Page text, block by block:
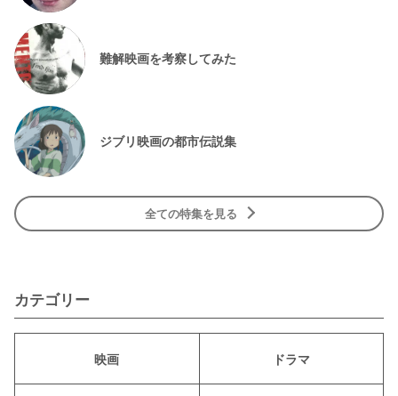
難解映画を考察してみた
ジブリ映画の都市伝説集
全ての特集を見る
カテゴリー
映画 ドラマ